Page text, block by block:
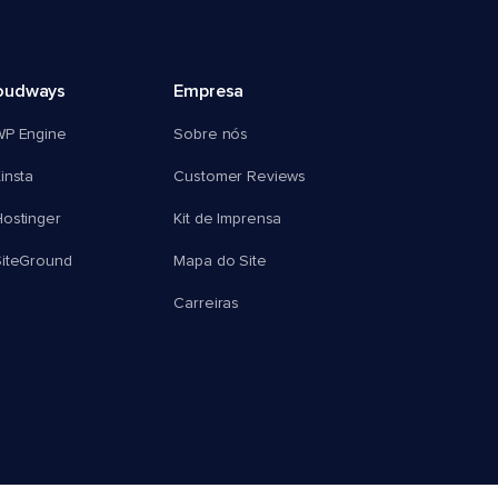
Engine
Empresa
Sobre nós
Customer Reviews
Kit de Imprensa
Mapa do Site
Carreiras